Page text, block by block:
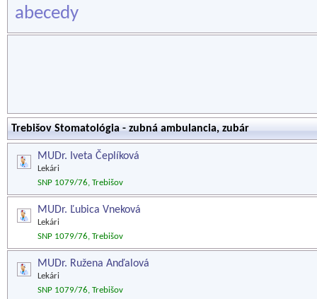
abecedy
Trebišov Stomatológia - zubná ambulancia, zubár
MUDr. Iveta Čeplíková
Lekári
SNP 1079/76, Trebišov
MUDr. Ľubica Vneková
Lekári
SNP 1079/76, Trebišov
MUDr. Ružena Anďalová
Lekári
SNP 1079/76, Trebišov